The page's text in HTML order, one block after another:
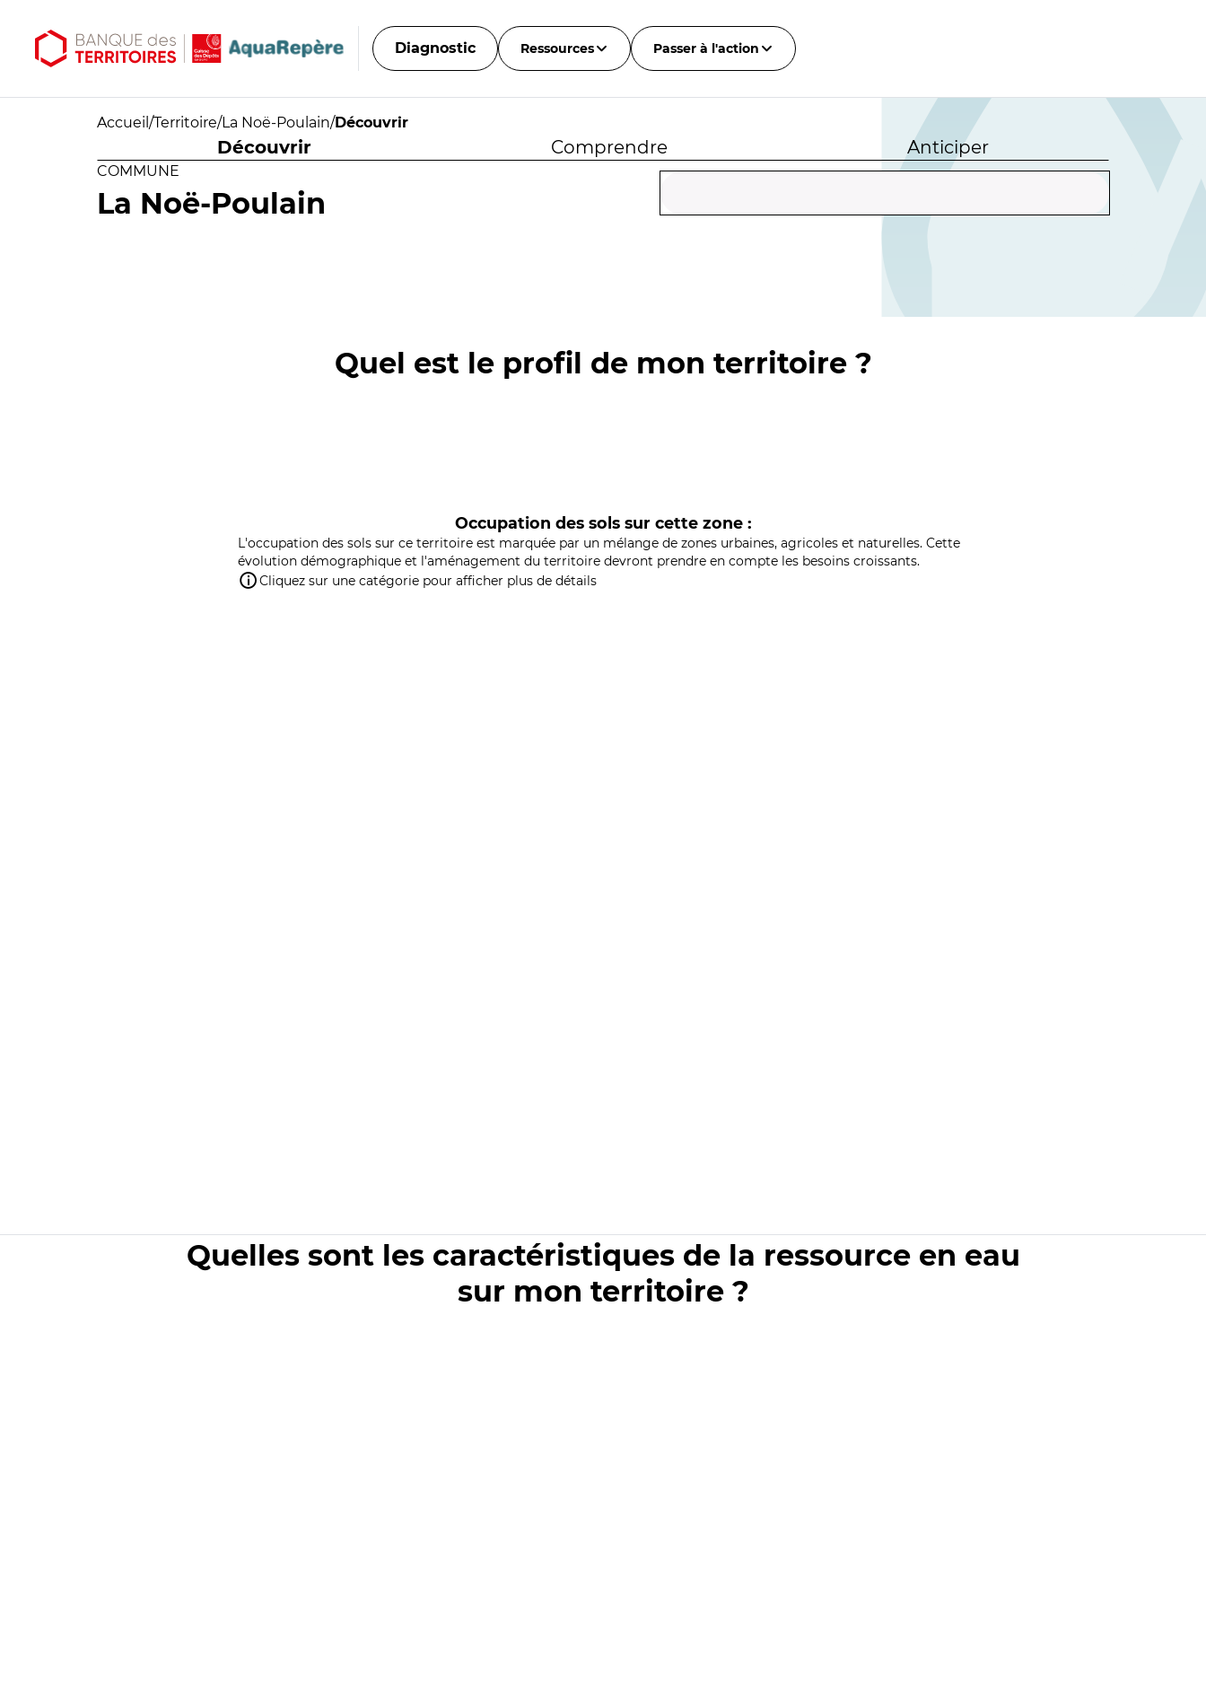
Diagnostic Ressources Passer à l'action
Accueil /Territoire/La Noë-Poulain/Découvrir
Découvrir Comprendre Anticiper
COMMUNE
La Noë-Poulain
Quel est le profil de mon territoire ?
Occupation des sols sur cette zone :
L'occupation des sols sur ce territoire est marquée par un mélange de zones urbaines, agricoles et naturelles. Cette
évolution démographique et l'aménagement du territoire devront prendre en compte les besoins croissants.
Cliquez sur une catégorie pour afficher plus de détails
Quelles sont les caractéristiques de la ressource en eau
sur mon territoire ?